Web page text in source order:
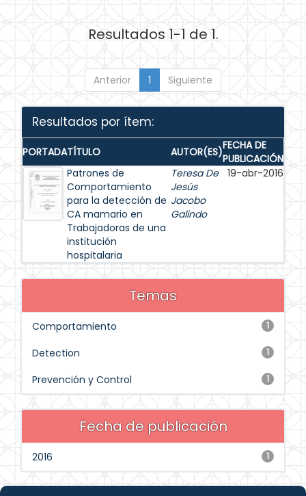
Resultados 1-1 de 1.
Anterior 1 Siguiente
Resultados por ítem:
PORTADATÍTULO AUTOR(ES)FECHA DE
PUBLICACIÓN
Patrones de
Comportamiento
para la detección de
CA mamario en
Trabajadoras de una
institución
hospitalaria
Teresa De
Jesús
Jacobo
Galindo
19-abr-2016
Temas
1
Comportamiento
1
Detection
1
Prevención y Control
Fecha de publicación
1
2016